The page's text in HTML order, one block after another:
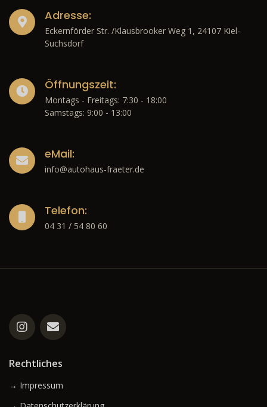
Adresse:
Eckernförder Str. /Klausbrooker Weg 1, 24107 Kiel-
Suchsdorf
Öffnungszeit:
Montags - Freitags: 7:30 - 18:00
Samstags: 9:00 - 13:00
eMail:
info@autohaus-fraeter.de
Telefon:
04 31 / 54 80 60
Rechtliches
→ Impressum